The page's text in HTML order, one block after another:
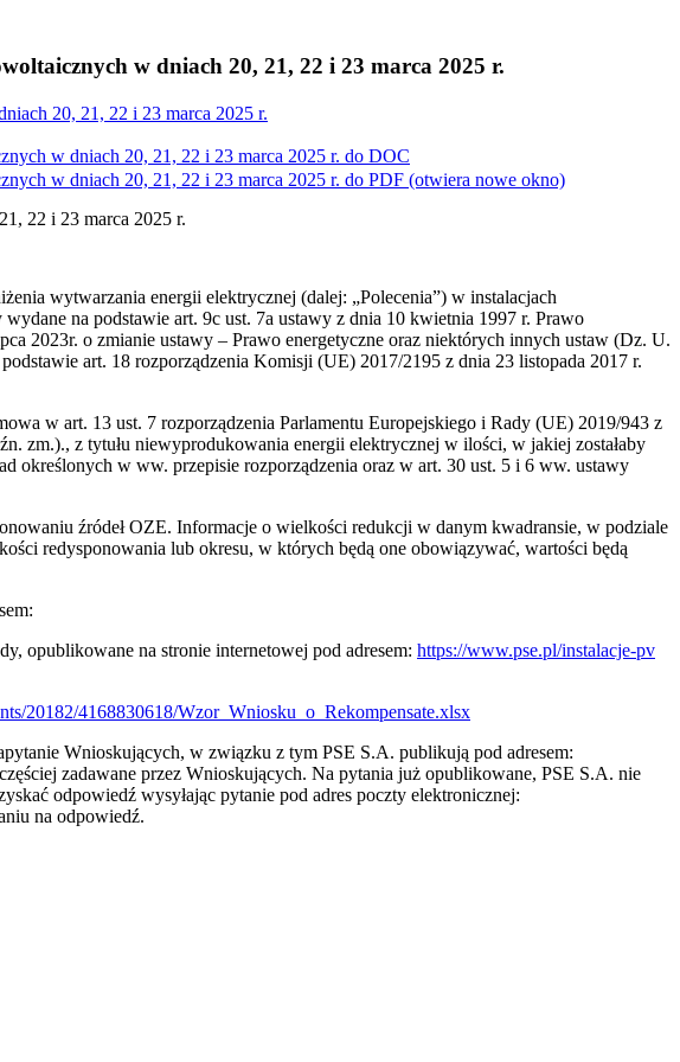
w dniach 20, 21, 22 i 23 marca 2025 r.
20, 21, 22 i 23 marca 2025 r.
w dniach 20, 21, 22 i 23 marca 2025 r. do DOC
w dniach 20, 21, 22 i 23 marca 2025 r. do PDF (otwiera nowe okno)
22 i 23 marca 2025 r.
wytwarzania energii elektrycznej (dalej: „Polecenia”) w instalacjach
na podstawie art. 9c ust. 7a ustawy z dnia 10 kwietnia 1997 r. Prawo
2023r. o zmianie ustawy – Prawo energetyczne oraz niektórych innych ustaw (Dz. U.
art. 18 rozporządzenia Komisji (UE) 2017/2195 z dnia 23 listopada 2017 r.
w art. 13 ust. 7 rozporządzenia Parlamentu Europejskiego i Rady (UE) 2019/943 z
zm.)., z tytułu niewyprodukowania energii elektrycznej w ilości, w jakiej zostałaby
określonych w ww. przepisie rozporządzenia oraz w art. 30 ust. 5 i 6 ww. ustawy
źródeł OZE. Informacje o wielkości redukcji w danym kwadransie, w podziale
redysponowania lub okresu, w których będą one obowiązywać, wartości będą
opublikowane na stronie internetowej pod adresem: https://www.pse.pl/instalacje-pv
20182/4168830618/Wzor_Wniosku_o_Rekompensate.xlsx
Wnioskujących, w związku z tym PSE S.A. publikują pod adresem:
zadawane przez Wnioskujących. Na pytania już opublikowane, PSE S.A. nie
odpowiedź wysyłając pytanie pod adres poczty elektronicznej:
na odpowiedź.